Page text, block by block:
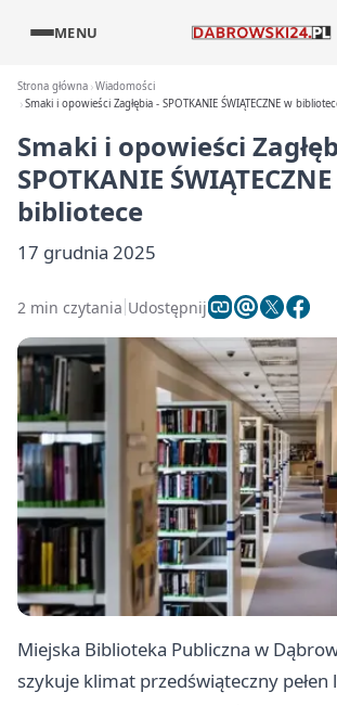
MENU
Strona główna Wiadomości
Smaki i opowieści Zagłębia - SPOTKANIE ŚWIĄTECZNE w
Smaki i opowieści
SPOTKANIE
bibliotece
17 grudnia 2025
2 min czytania Udostępnij
Miejska Biblioteka Publiczna w
szykuje klimat przedświąteczny pełen